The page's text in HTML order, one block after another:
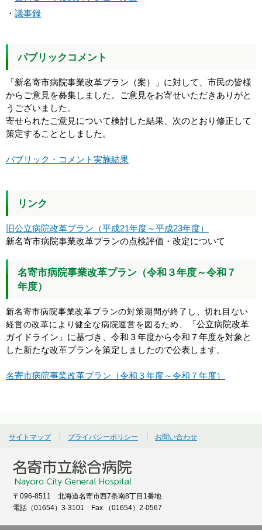
・ 議事録
パブリックコメント
「新名寄市病院事業改革プラン（案）」に対して、市民の皆様
からご意見を募集しました。ご意見をお寄せいただきありがと
うございました。
寄せられたご意見について検討した結果、次のとおり修正して
策定することとしました。
パブリック・コメント実施結果
リンク
旧公立病院改革プラン（平成21年度～平成23年度）
新名寄市病院事業改革プランの点検評価・改定について
名寄市病院事業改革プラン（令和３年度～令和７
年度）
新名寄市病院事業改革プランの対策期間が終了し、切れ目ない
経営の改革により健全な病院運営を図るため、
「公立病院改革
ガイドライン」に基づき、令和３年度から令和７年度を対象と
した新たな改革プランを策定しましたので公表します。
名寄市病院事業改革プラン（令和３年度～令和７年度）
サイトマップ プライバシーポリシー お問い合わせ
〒096-8511 北海道名寄市西7条南8丁目1番地
電話（01654）3-3101 Fax （01654）2-0567